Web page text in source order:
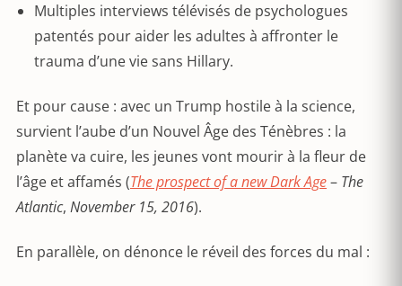
Multiples interviews télévisés de psychologues
patentés pour aider les adultes à affronter le
trauma d’une vie sans Hillary.
Et pour cause : avec un Trump hostile à la science,
survient l’aube d’un Nouvel Âge des Ténèbres : la
planète va cuire, les jeunes vont mourir à la fleur de
l’âge et affamés (The prospect of a new Dark Age– The
Atlantic, November 15, 2016).
En parallèle, on dénonce le réveil des forces du mal :